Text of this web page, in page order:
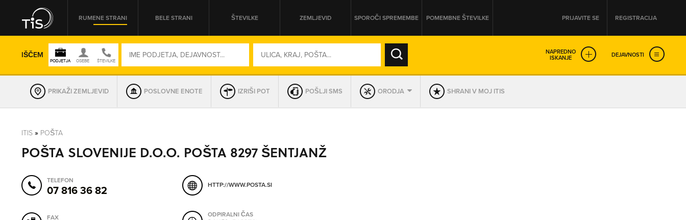
RUMENE STRANI BELE STRANI ŠTEVILKE ZEMLJEVID SPOROČI SPREMEMBE POMEMBNE ŠTEVILKE PRIJAVITE SE REGISTRACIJA
IŠČEM NAPREDNO
ISKANJE DEJAVNOSTI
OMREŽNA ŠT.
SO ODPRTA V
DAN
PRIKAŽI ZEMLJEVID POSLOVNE ENOTE IZRIŠI POT POŠLJI SMS ORODJA SHRANI V MOJ ITIS
ITIS » POŠTA
POŠTA SLOVENIJE D.O.O. POŠTA 8297 ŠENTJANŽ
TELEFON
07 816 36 82
FAX
HTTP://WWW.POSTA.SI
ODPIRALNI ČAS